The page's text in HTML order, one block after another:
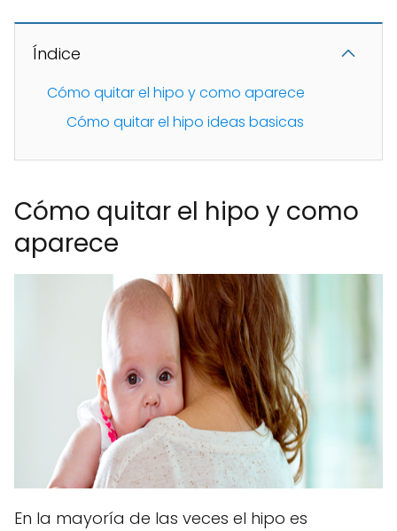
Índice
Cómo quitar el hipo y como aparece
Cómo quitar el hipo ideas basicas
Cómo quitar el hipo y como
aparece
En la mayoría de las veces el hipo es